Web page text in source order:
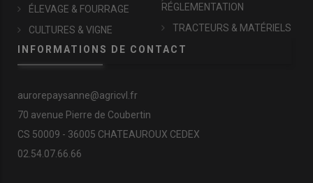
ÉLEVAGE & FOURRAGE
CULTURES & VIGNE
RÉGLEMENTATION
TRACTEURS & MATÉRIELS
INFORMATIONS DE CONTACT
aurorepaysanne@agricvl.fr
70 avenue Pierre de Coubertin
CS 50009 - 36005 CHATEAUROUX CEDEX
02.54.07.66.66